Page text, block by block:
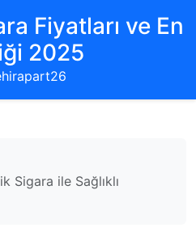
Fiyatları ve En
2025
Sigara ile Sağlıklı